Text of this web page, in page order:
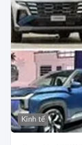
Kinh tế